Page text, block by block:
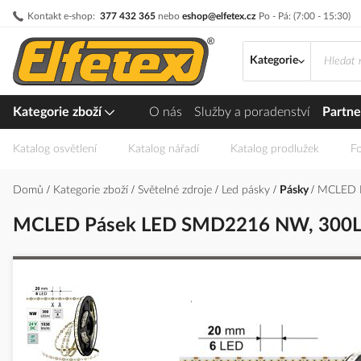
Kontakt e-shop: 377 432 365 nebo eshop@elfetex.cz Po - Pá: (7:00 - 15:30)
Přejít
obsah
Kategorie
Kategorie zboží O nás Služby a poradenství
Katalog osvětlení Katalog nářadí Katalog prodlužek
Domů Kategorie zboží Světelné zdroje Led pásky Pásky MCLED
MCLED Pásek LED SMD2216 NW,
Přeskočit
na
konec
galerie